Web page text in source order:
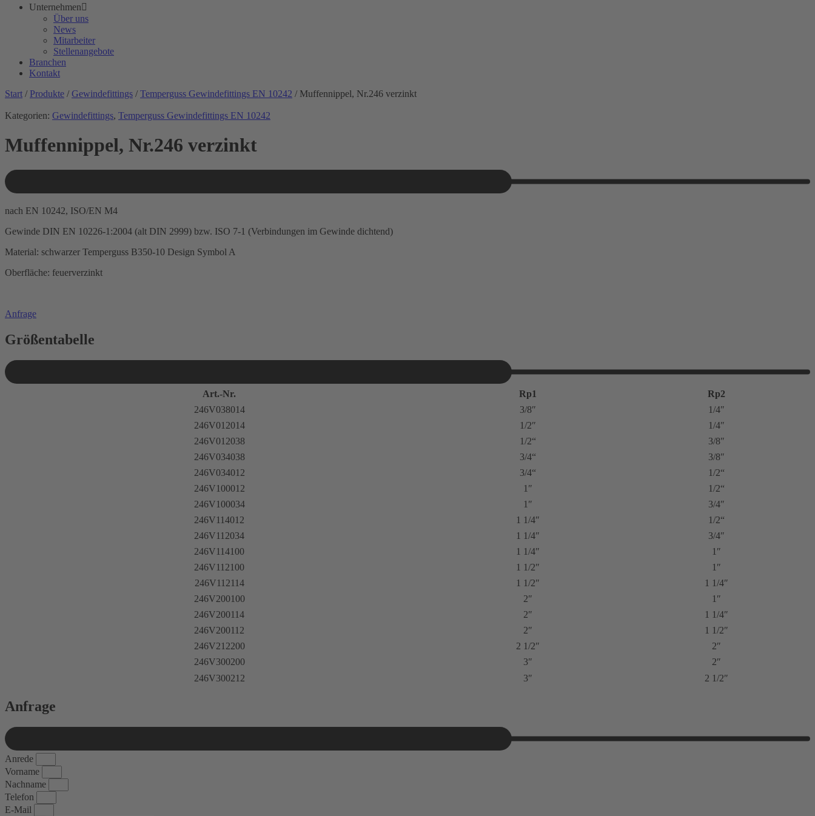
Unternehmen
Über uns
News
Mitarbeiter
Stellenangebote
Branchen
Kontakt
Start / Produkte / Gewindefittings / Temperguss Gewindefittings EN 10242 / Muffennippel, Nr.246 verzinkt
Kategorien: Gewindefittings, Temperguss Gewindefittings EN 10242
Muffennippel, Nr.246 verzinkt
nach EN 10242, ISO/EN M4
Gewinde DIN EN 10226-1:2004 (alt DIN 2999) bzw. ISO 7-1 (Verbindungen im Gewinde dichtend)
Material: schwarzer Temperguss B350-10 Design Symbol A
Oberfläche: feuerverzinkt
Anfrage
Größentabelle
Art.-Nr. Rp1
Rp2
246V038014
3/8″
1/4″
246V012014
1/2″
1/4″
246V012038
1/2“
3/8″
246V034038
3/4“
3/8″
246V034012
3/4“
1/2“
246V100012
1″
1/2“
246V100034
1″
3/4″
246V114012
1 1/4″
1/2“
246V112034
1 1/4″
3/4″
246V114100
1 1/4″
1″
246V112100
1 1/2″
1″
246V112114
1 1/2″
1 1/4″
246V200100
2″
1″
246V200114
2″
1 1/4″
246V200112
2″
1 1/2″
246V212200
2 1/2″
2″
246V300200
3″
2″
246V300212
3″ 2 1/2″
Anfrage
Anrede
Vorname
Nachname
Telefon
E-Mail